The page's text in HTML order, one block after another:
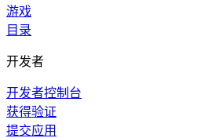
游戏
目录
开发者
开发者控制台
获得验证
提交应用